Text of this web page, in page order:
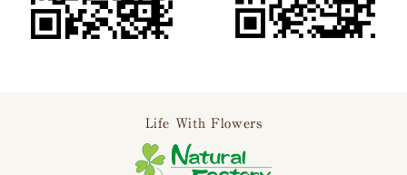
Life With Flowers